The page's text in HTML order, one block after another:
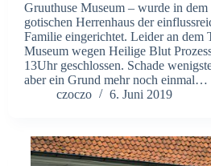
Gruuthuse Museum – wurde in dem
gotischen Herrenhaus der
Familie eingerichtet. Leider an dem
Museum wegen Heilige Blut
13Uhr geschlossen. Schade
aber ein Grund mehr noch einmal…
czoczo
6. Juni 2019